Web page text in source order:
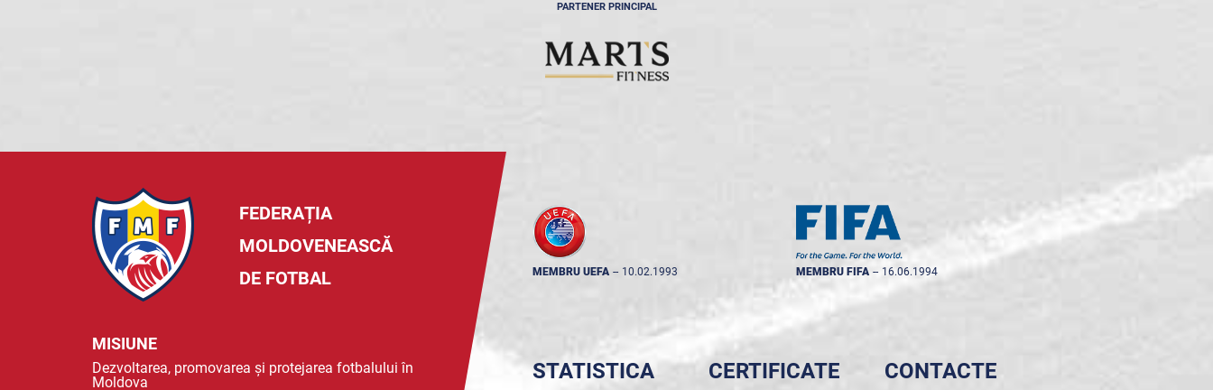
PARTENER PRINCIPAL
FEDERAȚIA
MOLDOVENEASCĂ
DE FOTBAL
MISIUNE
Dezvoltarea, promovarea și protejarea fotbalului în
Moldova
MEMBRU UEFA -- 10.02.1993 MEMBRU FIFA -- 16.06.1994
STATISTICA CERTIFICATE CONTACTE